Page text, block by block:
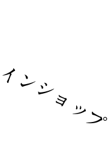
イ ンショップ